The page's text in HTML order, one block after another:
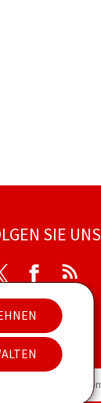
SIE UNS
Twitter Facebook